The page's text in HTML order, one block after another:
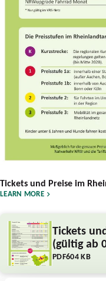
Tickets und Preise im
LEARN MORE
Tickets
(gültig ab
PDF604 KB